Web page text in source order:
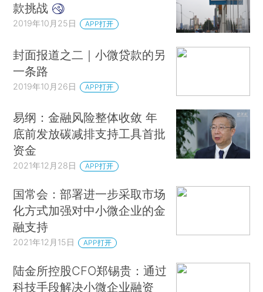
款挑战
2019年10月25日 APP打开
封面报道之二｜小微贷款的另
一条路
2019年10月26日 APP打开
易纲：金融风险整体收敛 年
底前发放碳减排支持工具首批
资金
2021年12月28日 APP打开
国常会：部署进一步采取市场
化方式加强对中小微企业的金
融支持
2021年12月15日 APP打开
陆金所控股CFO郑锡贵：通过
科技手段解决小微企业融资